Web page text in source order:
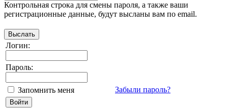
Контрольная строка для смены пароля, а также ваши
регистрационные данные, будут высланы вам по email.
Логин:
Пароль:
Запомнить меня Забыли пароль?